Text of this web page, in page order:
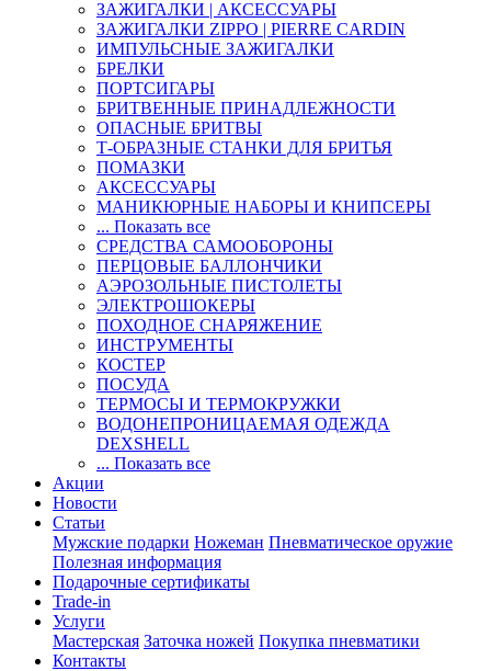
ЗАЖИГАЛКИ | АКСЕССУАРЫ
ЗАЖИГАЛКИ ZIPPO | PIERRE CARDIN
ИМПУЛЬСНЫЕ ЗАЖИГАЛКИ
БРЕЛКИ
ПОРТСИГАРЫ
БРИТВЕННЫЕ ПРИНАДЛЕЖНОСТИ
ОПАСНЫЕ БРИТВЫ
Т-ОБРАЗНЫЕ СТАНКИ ДЛЯ БРИТЬЯ
ПОМАЗКИ
АКСЕССУАРЫ
МАНИКЮРНЫЕ НАБОРЫ И КНИПСЕРЫ
... Показать все
СРЕДСТВА САМООБОРОНЫ
ПЕРЦОВЫЕ БАЛЛОНЧИКИ
АЭРОЗОЛЬНЫЕ ПИСТОЛЕТЫ
ЭЛЕКТРОШОКЕРЫ
ПОХОДНОЕ СНАРЯЖЕНИЕ
ИНСТРУМЕНТЫ
КОСТЕР
ПОСУДА
ТЕРМОСЫ И ТЕРМОКРУЖКИ
ВОДОНЕПРОНИЦАЕМАЯ ОДЕЖДА
DEXSHELL
... Показать все
Акции
Новости
Статьи
Мужские подарки Ножеман Пневматическое оружие
Полезная информация
Подарочные сертификаты
Trade-in
Услуги
Мастерская Заточка ножей Покупка пневматики
Контакты